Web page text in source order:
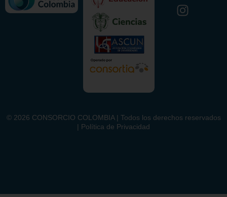
© 2026 CONSORCIO COLOMBIA | Todos los derechos reservados
| Política de Privacidad